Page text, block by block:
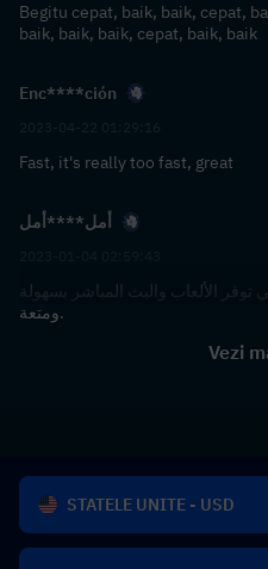
Begitu cepat, baik, baik, cepat,
baik, baik, baik, cepat, baik, baik
Enc****ción
Fast, it's really too fast, great
أمل****أمل
توفر الألعاب والبث المباشر بسهولة
ومتعة.
Vezi
STATELE UNITE - USD